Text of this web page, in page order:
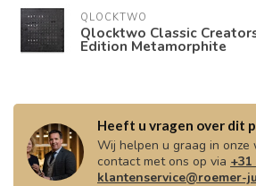
QLOCKTWO
Qlocktwo Classic
Edition Metamorphite
Heeft u vragen over dit
Wij helpen u graag in onze
contact met ons op via +31
klantenservice@roemer-